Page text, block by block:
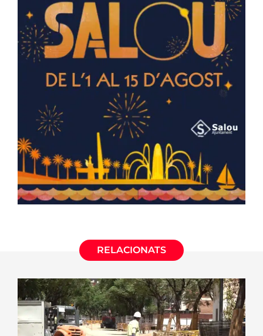
RELACIONATS